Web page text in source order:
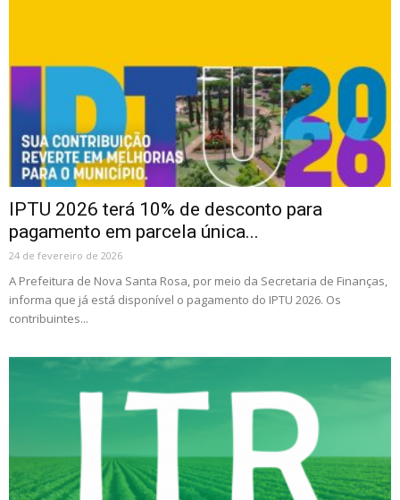
IPTU 2026 terá 10% de desconto para
pagamento em parcela única...
24 de fevereiro de 2026
A Prefeitura de Nova Santa Rosa, por meio da Secretaria de Finanças,
informa que já está disponível o pagamento do IPTU 2026. Os
contribuintes...